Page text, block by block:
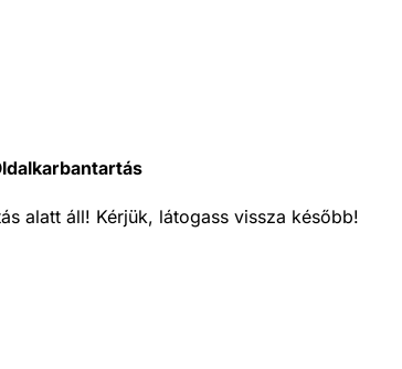
alatt áll! Kérjük, látogass vissza később!